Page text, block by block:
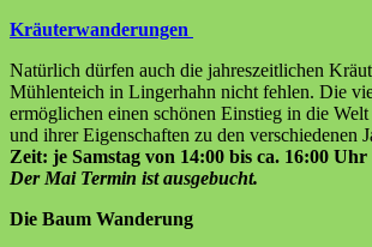
Kräuterwanderungen
Natürlich dürfen auch die jahreszeitlichen
Mühlenteich in Lingerhahn nicht fehlen. Die
ermöglichen einen schönen Einstieg in die
und ihrer Eigenschaften zu den verschiedenen
Zeit: je Samstag von 14:00 bis ca. 16:00 Uhr
Der Mai Termin ist ausgebucht.
Die Baum Wanderung